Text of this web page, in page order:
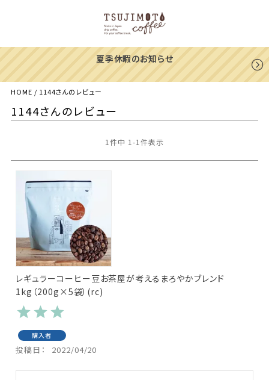
夏季休暇のお知らせ
HOME 1144さんのレビュー
1144さんのレビュー
1件中 1 -1 件表示
レギュラーコーヒー豆お茶屋が考えるまろやかブレンド
1kg（200g×5袋）(rc)
購入者
投稿日 2022/04/20